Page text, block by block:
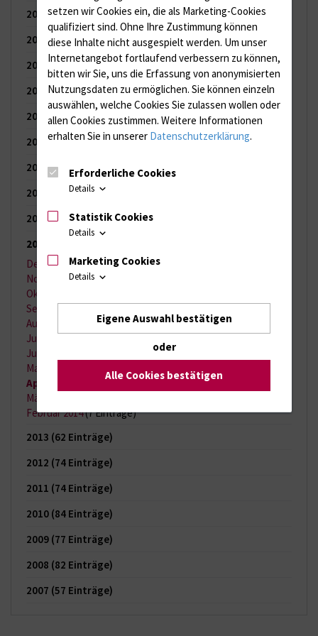
2023(150 Einträge)
2022(150 Einträge)
2021(149 Einträge)
2020(154 Einträge)
2019(155 Einträge)
2018(109 Einträge)
2017(83 Einträge)
2016
(103 Einträge)
2015(122 Einträge)
2014
Dezember 2014(6 Einträge)
November 2014 (6 Einträge)
Oktober 2014
September 2014(8 Einträge)
August 2014
(14 Einträge)
Juli 2014(11 Einträge)
Juni 2014
Mai 2014
(18 Einträge)
April 2014
(11 Einträge)
März 2014
Februar 2014(7 Einträge)
2013 (62 Einträge)
2012 (74 Einträge)
2011 (74 Einträge)
2010 (84 Einträge)
2009 (77 Einträge)
2008 (82 Einträge)
2007 (57 Einträge)
setzen wir Cookies ein, die als Marketing-Cookies
qualifiziert sind. Ohne Ihre Zustimmung können
diese Inhalte nicht ausgespielt werden. Um unser
Internetangebot fortlaufend verbessern zu können,
bitten wir Sie, uns die Erfassung von anonymisierten
Nutzungsdaten zu ermöglichen. Sie können einzeln
auswählen, welche Cookies Sie zulassen wollen oder
allen Cookies zustimmen. Weitere Informationen
erhalten Sie in unserer Datenschutzerklärung.
Erforderliche Cookies
Details
Statistik Cookies
Details
Marketing Cookies
Details
Eigene Auswahl bestätigen
oder
Alle Cookies bestätigen